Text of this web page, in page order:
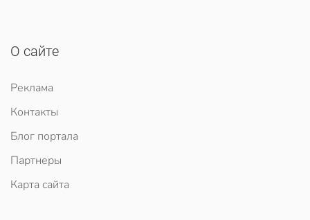
О сайте
Реклама
Контакты
Блог портала
Партнеры
Карта сайта